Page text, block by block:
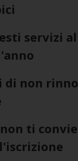
servizi
di non
ti